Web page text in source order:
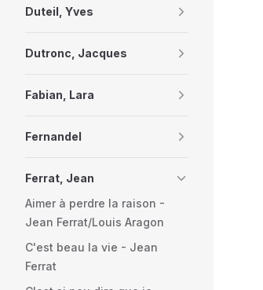
Duteil, Yves
Dutronc, Jacques
Fabian, Lara
Fernandel
Ferrat, Jean
Aimer à perdre la raison -
Jean Ferrat/Louis Aragon
C'est beau la vie - Jean
Ferrat